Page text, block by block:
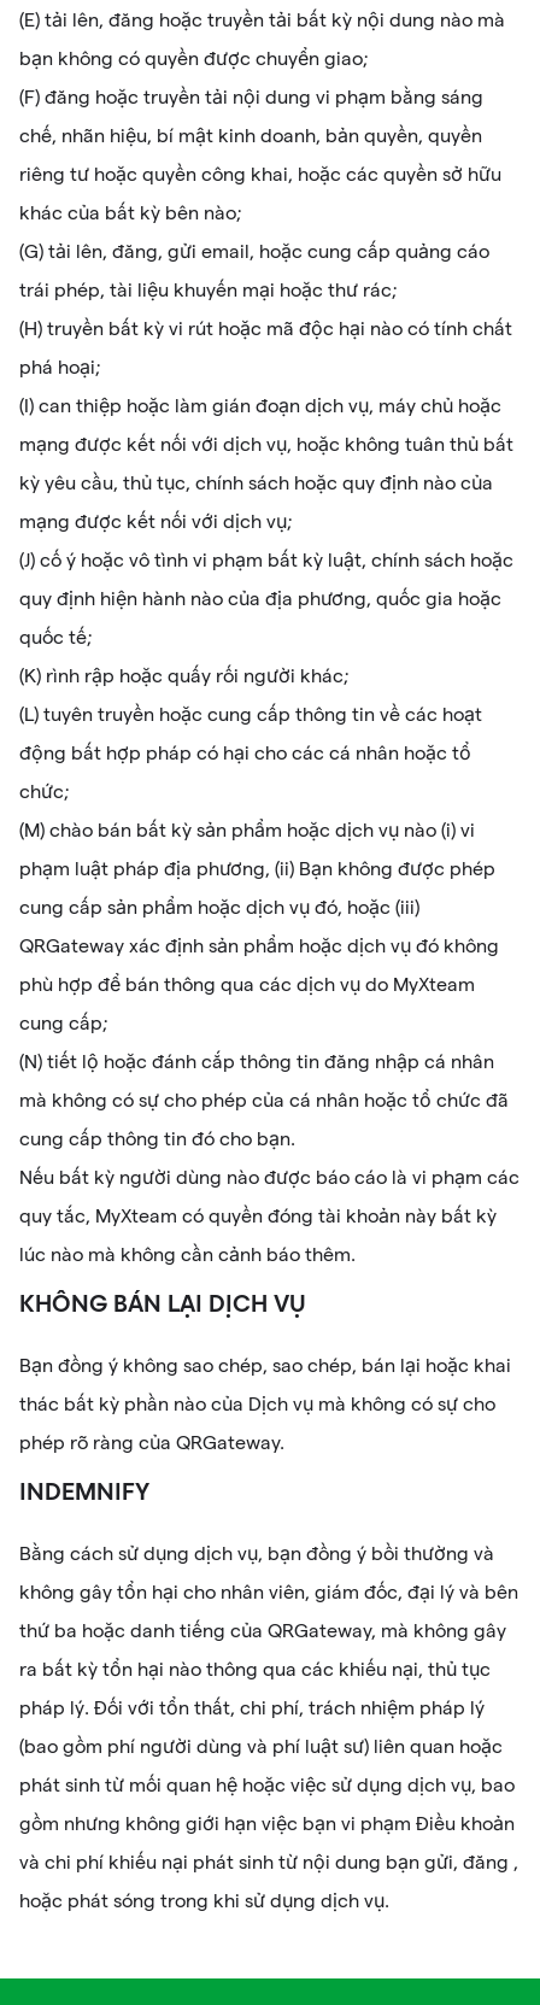
(E) tải lên, đăng hoặc truyền tải bất kỳ nội dung nào mà
bạn không có quyền được chuyển giao;
(F) đăng hoặc truyền tải nội dung vi phạm bằng sáng
chế, nhãn hiệu, bí mật kinh doanh, bản quyền, quyền
riêng tư hoặc quyền công khai, hoặc các quyền sở hữu
khác của bất kỳ bên nào;
(G) tải lên, đăng, gửi email, hoặc cung cấp quảng cáo
trái phép, tài liệu khuyến mại hoặc thư rác;
(H) truyền bất kỳ vi rút hoặc mã độc hại nào có tính chất
phá hoại;
(I) can thiệp hoặc làm gián đoạn dịch vụ, máy chủ hoặc
mạng được kết nối với dịch vụ, hoặc không tuân thủ bất
kỳ yêu cầu, thủ tục, chính sách hoặc quy định nào của
mạng được kết nối với dịch vụ;
(J) cố ý hoặc vô tình vi phạm bất kỳ luật, chính sách hoặc
quy định hiện hành nào của địa phương, quốc gia hoặc
quốc tế;
(K) rình rập hoặc quấy rối người khác;
(L) tuyên truyền hoặc cung cấp thông tin về các hoạt
động bất hợp pháp có hại cho các cá nhân hoặc tổ
chức;
(M) chào bán bất kỳ sản phẩm hoặc dịch vụ nào (i) vi
phạm luật pháp địa phương, (ii) Bạn không được phép
cung cấp sản phẩm hoặc dịch vụ đó, hoặc (iii)
QRGateway xác định sản phẩm hoặc dịch vụ đó không
phù hợp để bán thông qua các dịch vụ do MyXteam
cung cấp;
(N) tiết lộ hoặc đánh cắp thông tin đăng nhập cá nhân
mà không có sự cho phép của cá nhân hoặc tổ chức đã
cung cấp thông tin đó cho bạn.
Nếu bất kỳ người dùng nào được báo cáo là vi phạm các
quy tắc, MyXteam có quyền đóng tài khoản này bất kỳ
lúc nào mà không cần cảnh báo thêm.
KHÔNG BÁN LẠI DỊCH VỤ
Bạn đồng ý không sao chép, sao chép, bán lại hoặc khai
thác bất kỳ phần nào của Dịch vụ mà không có sự cho
phép rõ ràng của QRGateway.
INDEMNIFY
Bằng cách sử dụng dịch vụ, bạn đồng ý bồi thường và
không gây tổn hại cho nhân viên, giám đốc, đại lý và bên
thứ ba hoặc danh tiếng của QRGateway, mà không gây
ra bất kỳ tổn hại nào thông qua các khiếu nại, thủ tục
pháp lý. Đối với tổn thất, chi phí, trách nhiệm pháp lý
(bao gồm phí người dùng và phí luật sư) liên quan hoặc
phát sinh từ mối quan hệ hoặc việc sử dụng dịch vụ, bao
gồm nhưng không giới hạn việc bạn vi phạm Điều khoản
và chi phí khiếu nại phát sinh từ nội dung bạn gửi, đăng ,
hoặc phát sóng trong khi sử dụng dịch vụ.